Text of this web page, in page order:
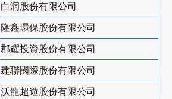
白洞股份有限公司
隆鑫環保股份有限公司
郡耀投資股份有限公司
建聯國際股份有限公司
沃龍超遊股份有限公司